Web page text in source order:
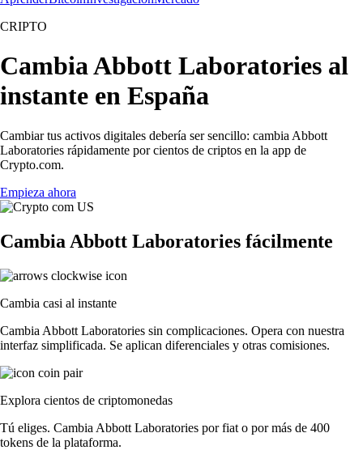
CRIPTO
Cambia Abbott Laboratories al
instante en España
Cambiar tus activos digitales debería ser sencillo: cambia Abbott
Laboratories rápidamente por cientos de criptos en la app de
Crypto.com.
Empieza ahora
Cambia Abbott Laboratories fácilmente
Cambia casi al instante
Cambia Abbott Laboratories sin complicaciones. Opera con nuestra
interfaz simplificada. Se aplican diferenciales y otras comisiones.
Explora cientos de criptomonedas
Tú eliges. Cambia Abbott Laboratories por fiat o por más de 400
tokens de la plataforma.